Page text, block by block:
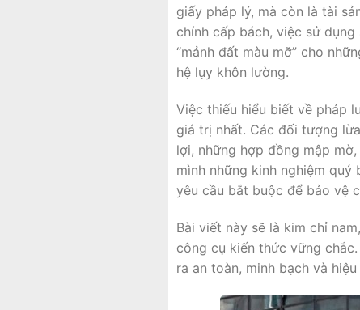
giấy pháp lý, mà còn là tài
chính cấp bách, việc sử dụng
“mảnh đất màu mỡ” cho
hệ lụy khôn lường.
Việc thiếu hiểu biết về pháp
giá trị nhất. Các đối tượng
lợi, những hợp đồng mập
mình những kinh nghiệm
yêu cầu bắt buộc để bảo vệ
Bài viết này sẽ là kim chỉ
công cụ kiến thức vững
ra an toàn, minh bạch và